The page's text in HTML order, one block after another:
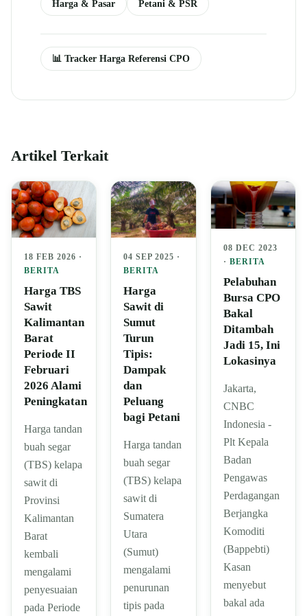
Harga & Pasar Petani & PSR
📊 Tracker Harga Referensi CPO
Artikel Terkait
18 FEB 2026 ·
BERITA
Harga TBS
Sawit
Kalimantan
Barat
Periode II
Februari
2026 Alami
Peningkatan
Harga tandan
buah segar
(TBS) kelapa
sawit di
Provinsi
Kalimantan
Barat
kembali
mengalami
penyesuaian
pada Periode
04 SEP 2025 ·
BERITA
Harga
Sawit di
Sumut
Turun
Tipis:
Dampak
dan
Peluang
bagi Petani
Harga tandan
buah segar
(TBS) kelapa
sawit di
Sumatera
Utara
(Sumut)
mengalami
penurunan
tipis pada
08 DEC 2023
· BERITA
Pelabuhan
Bursa CPO
Bakal
Ditambah
Jadi 15, Ini
Lokasinya
Jakarta,
CNBC
Indonesia -
Plt Kepala
Badan
Pengawas
Perdagangan
Berjangka
Komoditi
(Bappebti)
Kasan
menyebut
bakal ada